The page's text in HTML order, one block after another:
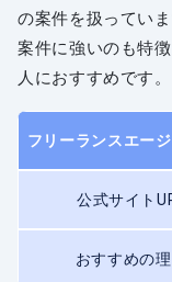
の案件を扱ってい
案件に強いのも特
人におすすめです。
フリーランスエー
公式サイト
おすすめの